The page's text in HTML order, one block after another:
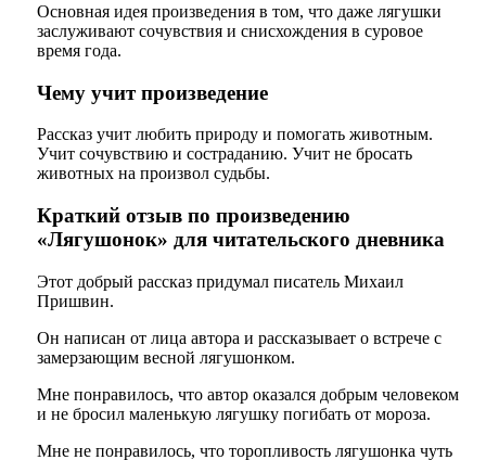
Основная идея произведения в том, что даже лягушки
заслуживают сочувствия и снисхождения в суровое
время года.
Чему учит произведение
Рассказ учит любить природу и помогать животным.
Учит сочувствию и состраданию. Учит не бросать
животных на произвол судьбы.
Краткий отзыв по произведению
«Лягушонок» для читательского дневника
Этот добрый рассказ придумал писатель Михаил
Пришвин.
Он написан от лица автора и рассказывает о встрече с
замерзающим весной лягушонком.
Мне понравилось, что автор оказался добрым человеком
и не бросил маленькую лягушку погибать от мороза.
Мне не понравилось, что торопливость лягушонка чуть